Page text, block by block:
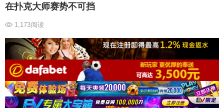
在扑克大师赛势不可挡
1,173阅读